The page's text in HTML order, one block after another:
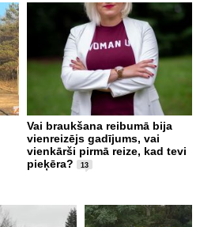
Vai braukšana reibumā bija
vienreizējs gadījums, vai
vienkārši pirmā reize, kad tevi
pieķēra?
13